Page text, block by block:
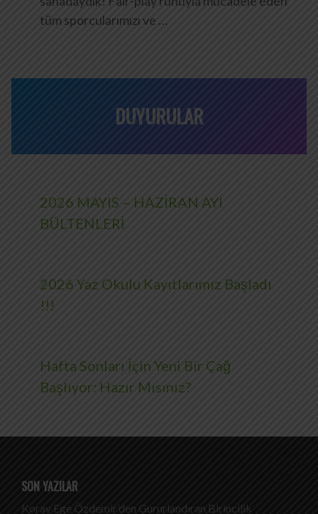
tüm sporcularımızı ve …
DUYURULAR
2026 MAYIS – HAZİRAN AYI
BÜLTENLERİ
2026 Yaz Okulu Kayıtlarımız Başladı
!!!
Hafta Sonları İçin Yeni Bir Çağ
Başlıyor: Hazır Mısınız?
SON YAZILAR
Koray Ege Özdemir’den Gururlandıran Birincilik